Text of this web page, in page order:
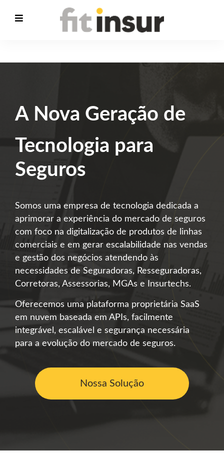
A Nova Geração de
Tecnologia para
Seguros
Somos uma empresa de tecnologia dedicada a
aprimorar a experiência do mercado de seguros
com foco na digitalização de produtos de linhas
comerciais e em gerar escalabilidade nas vendas
e gestão dos negócios atendendo às
necessidades de Seguradoras, Resseguradoras,
Corretoras, Assessorias, MGAs e Insurtechs.
Oferecemos uma plataforma proprietária SaaS
em nuvem baseada em APIs, facilmente
integrável, escalável e segurança necessária
para a evolução do mercado de seguros.
Nossa Solução